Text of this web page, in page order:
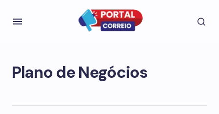
Plano de Negócios